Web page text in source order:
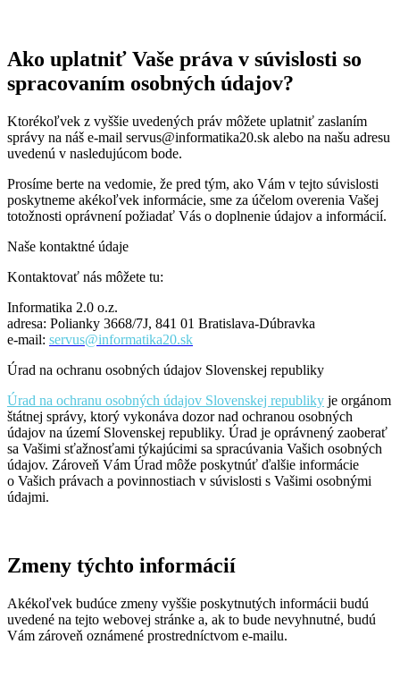
Ako uplatniť Vaše práva v súvislosti so
spracovaním osobných údajov?
Ktorékoľvek z vyššie uvedených práv môžete uplatniť zaslaním
správy na náš e-mail servus@informatika20.sk alebo na našu adresu
uvedenú v nasledujúcom bode.
Prosíme berte na vedomie, že pred tým, ako Vám v tejto súvislosti
poskytneme akékoľvek informácie, sme za účelom overenia Vašej
totožnosti oprávnení požiadať Vás o doplnenie údajov a informácií.
Naše kontaktné údaje
Kontaktovať nás môžete tu:
Informatika 2.0 o.z.
adresa: Polianky 3668/7J, 841 01 Bratislava-Dúbravka
e-mail: servus@informatika20.sk
Úrad na ochranu osobných údajov Slovenskej republiky
Úrad na ochranu osobných údajov Slovenskej republiky je orgánom
štátnej správy, ktorý vykonáva dozor nad ochranou osobných
údajov na území Slovenskej republiky. Úrad je oprávnený zaoberať
sa Vašimi sťažnosťami týkajúcimi sa spracúvania Vašich osobných
údajov. Zároveň Vám Úrad môže poskytnúť ďalšie informácie
o Vašich právach a povinnostiach v súvislosti s Vašimi osobnými
údajmi.
Zmeny týchto informácií
Akékoľvek budúce zmeny vyššie poskytnutých informácii budú
uvedené na tejto webovej stránke a, ak to bude nevyhnutné, budú
Vám zároveň oznámené prostredníctvom e-mailu.